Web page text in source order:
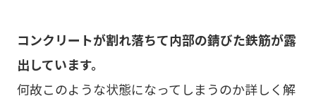
コンクリートが割れ落ちて内部の錆びた鉄筋が露
出しています。
何故このような状態になってしまうのか詳しく解